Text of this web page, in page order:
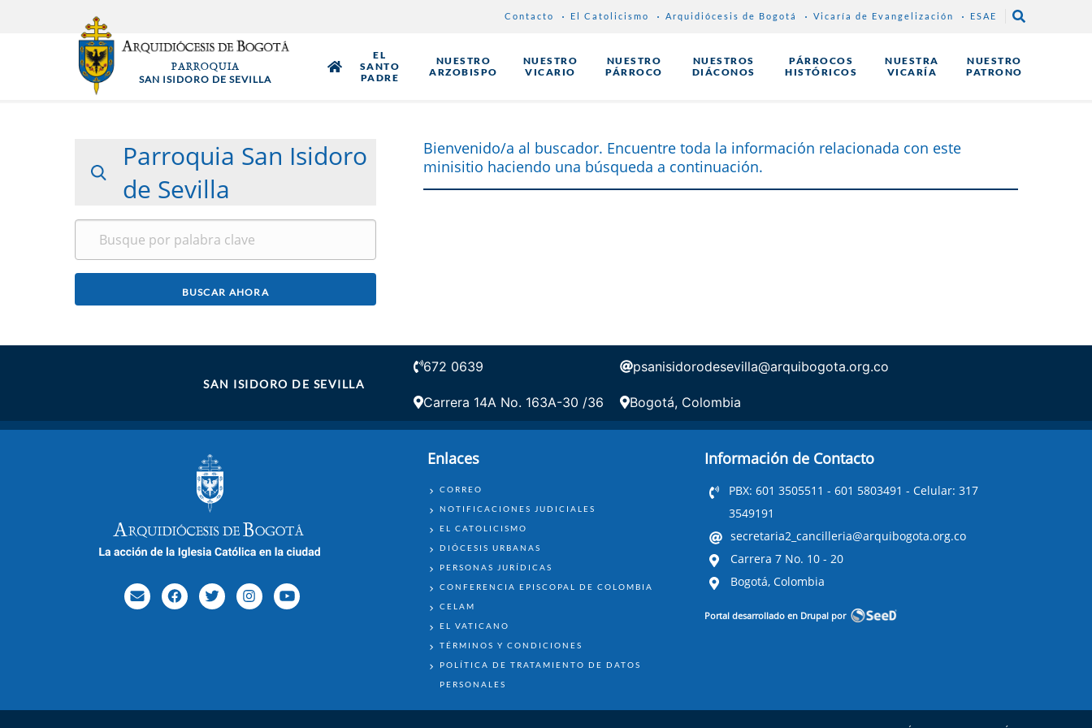
Contacto El Catolicismo Arquidiócesis de Bogotá Vicaría de Evangelización ESAE
PARROQUIA
SAN ISIDORO DE SEVILLA
EL
SANTO
PADRE
NUESTRO
ARZOBISPO
NUESTRO
VICARIO
NUESTRO
PÁRROCO
NUESTROS
DIÁCONOS
PÁRROCOS
HISTÓRICOS
NUESTRA
VICARÍA
NUESTRO
PATRONO
Parroquia San Isidoro
de Sevilla
Bienvenido/a al buscador. Encuentre toda la información relacionada con este
minisitio haciendo una búsqueda a continuación.
SAN ISIDORO DE SEVILLA
672 0639 psanisidorodesevilla@arquibogota.org.co
Carrera 14A No. 163A-30 /36 Bogotá, Colombia
Enlaces
ENLACES
CORREO
NOTIFICACIONES JUDICIALES
EL CATOLICISMO
DIÓCESIS URBANAS
PERSONAS JURÍDICAS
CONFERENCIA EPISCOPAL DE COLOMBIA
CELAM
EL VATICANO
TÉRMINOS Y CONDICIONES
POLÍTICA DE TRATAMIENTO DE DATOS
PERSONALES
Información de Contacto
PBX: 601 3505511 - 601 5803491 - Celular: 317
3549191
secretaria2_cancilleria@arquibogota.org.co
Carrera 7 No. 10 - 20
Bogotá, Colombia
Portal desarrollado en Drupal por